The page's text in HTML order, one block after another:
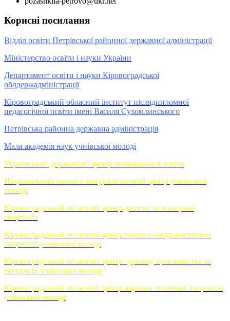
Корисні посилання
Відділ освіти Петрівської районної державної адміністрації
Міністерство освіти і науки України
Департамент освіти і науки Кіровоградської
облдержадміністрації
Кіровоградський обласний інститут післядипломної
педагогічної освіти імені Василя Сухомлинського
Петрівська районна державна адміністрація
Мала академія наук учнівської молоді
Український державний центр позашкільної освіти
Національний еколого-натуралістичний центр учнівської
молоді
Кіровоградський обласний центр дитячої та юнацької
творчості
Кіровоградський обласний центр еколого-натуралістичної
творчості учнівської молоді
Кіровоградський обласний центр туризму, краєзнавства та
екскурсій учнівської молоді
Кіровоградський обласний центр науково-технічної творчості
учнівської молоді